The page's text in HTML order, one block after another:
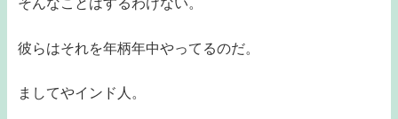
彼らはそれを年柄年中やってるのだ。
ましてやインド人。